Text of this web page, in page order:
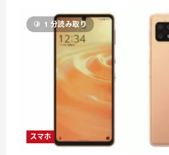
ド
に
つ
い
て
さ
ら
に
い
口
コ
ミ、
悪
い
口
コ
ミ、
リ
メ
リ
1 分読み取り
スマホ